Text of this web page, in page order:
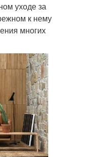
уходе за
к нему
многих